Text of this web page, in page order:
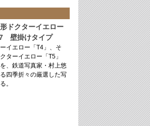
ドクターイエロー
壁掛けタイプ
ーイエロー「T4」、そ
ターイエロー「T5」
、鉄道写真家・村上悠
四季折々の厳選した写
。